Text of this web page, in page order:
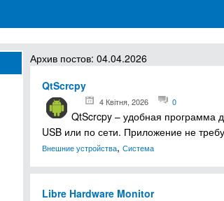
программ для Windows
Архив постов: 04.04.2026
QtScrcpy
4 Квітня, 2026 0
QtScrcpy – удобная программа
USB или по сети. Приложение не
Внешние устройства, Система
Libre Hardware Monitor